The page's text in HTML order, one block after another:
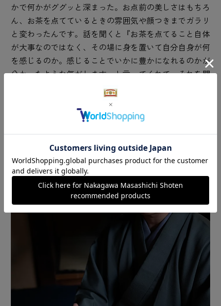
かで何かがググッと深まった。お点前の美しさはもちろ
ん、お茶を点てているときの雰囲気や顔つきまでガラリ
と変わったんです。話を聞くと『お茶を点てること自体
が大事なのではなく、その場に身を置いて自分自身が何
を感じるのか。感じることでいかに豊かになれるのかが
分かったような気がします』と言ってくれて。それを聞
いたときは嬉しかったですね」